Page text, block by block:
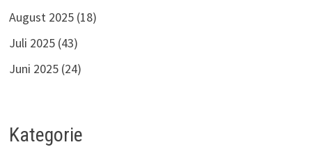
August 2025 (18)
Juli 2025 (43)
Juni 2025 (24)
Kategorie